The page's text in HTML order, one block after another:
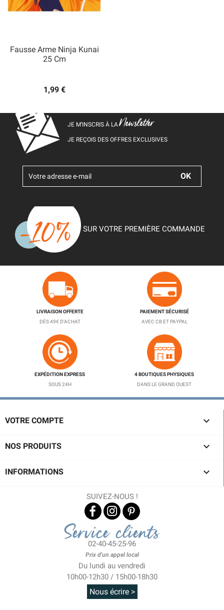
Fausse Arme Ninja Kunai
25 Cm
1,99 €
JE M’INSCRIS À LANewsletter
JE REÇOIS DES OFFRES EXCLUSIVES
SUR VOTRE PREMIÈRE COMMANDE
LIVRAISON OFFERTE
DÈS 49€ D'ACHAT
PAIEMENT SÉCURISÉ
AVEC CB ET PAYPAL
EXPÉDITION EXPRESS
SOUS 24H
4 BOUTIQUES PHYSIQUES
DANS LE GRAND OUEST
VOTRE COMPTE 
NOS PRODUITS 
INFORMATIONS 
SUIVEZ-NOUS !
Service clients
02-40-45-25-96
Prix d'un appel local
Du lundi au vendredi
10h00-12h30 / 15h00-18h30
Nous écrire >